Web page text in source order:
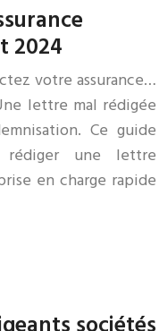
2024
votre assurance…
lettre mal rédigée
Ce guide
rédiger une lettre
en charge rapide